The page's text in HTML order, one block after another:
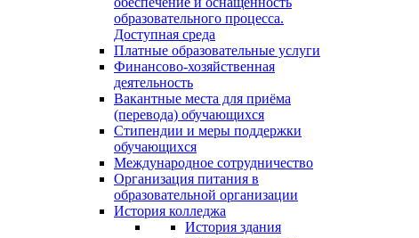
образовательного процесса.
Доступная среда
Платные образовательные услуги
Финансово-хозяйственная
деятельность
Вакантные места для приёма
(перевода) обучающихся
Стипендии и меры поддержки
обучающихся
Международное сотрудничество
Организация питания в
образовательной организации
История колледжа
История здания